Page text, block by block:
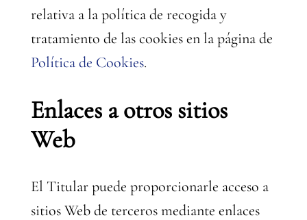
relativa a la política de recogida y
tratamiento de las cookies en la página de
Política de Cookies.
Enlaces a otros sitios
Web
El Titular puede proporcionarle acceso a
sitios Web de terceros mediante enlaces